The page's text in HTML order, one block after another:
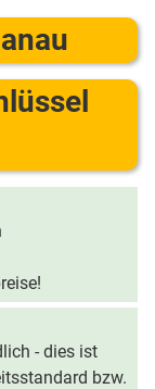
- dies ist
bzw.